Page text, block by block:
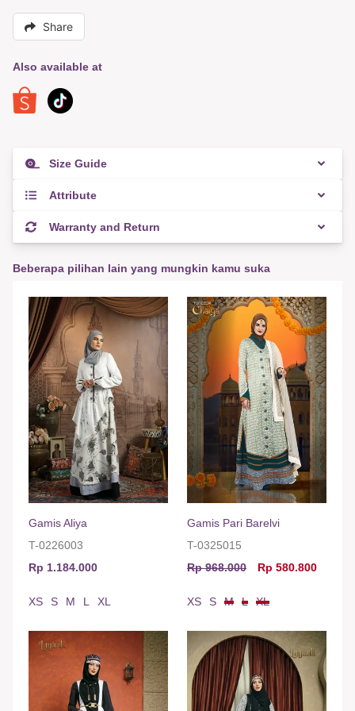
Share
Also available at
Size Guide
Attribute
Warranty and Return
Beberapa pilihan lain yang mungkin kamu suka
Gamis Aliya
T-0226003
Rp 1.184.000
XS S M L XL
Gamis Pari Barelvi
T-0325015
Rp 968.000
Rp 580.800
XS S M L XL